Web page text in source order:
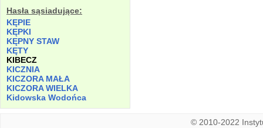
Hasła sąsiadujące:
KĘPIE
KĘPKI
KĘPNY STAW
KĘTY
KIBECZ
KICZNIA
KICZORA MAŁA
KICZORA WIELKA
Kidowska Wodońca
© 2010-2022